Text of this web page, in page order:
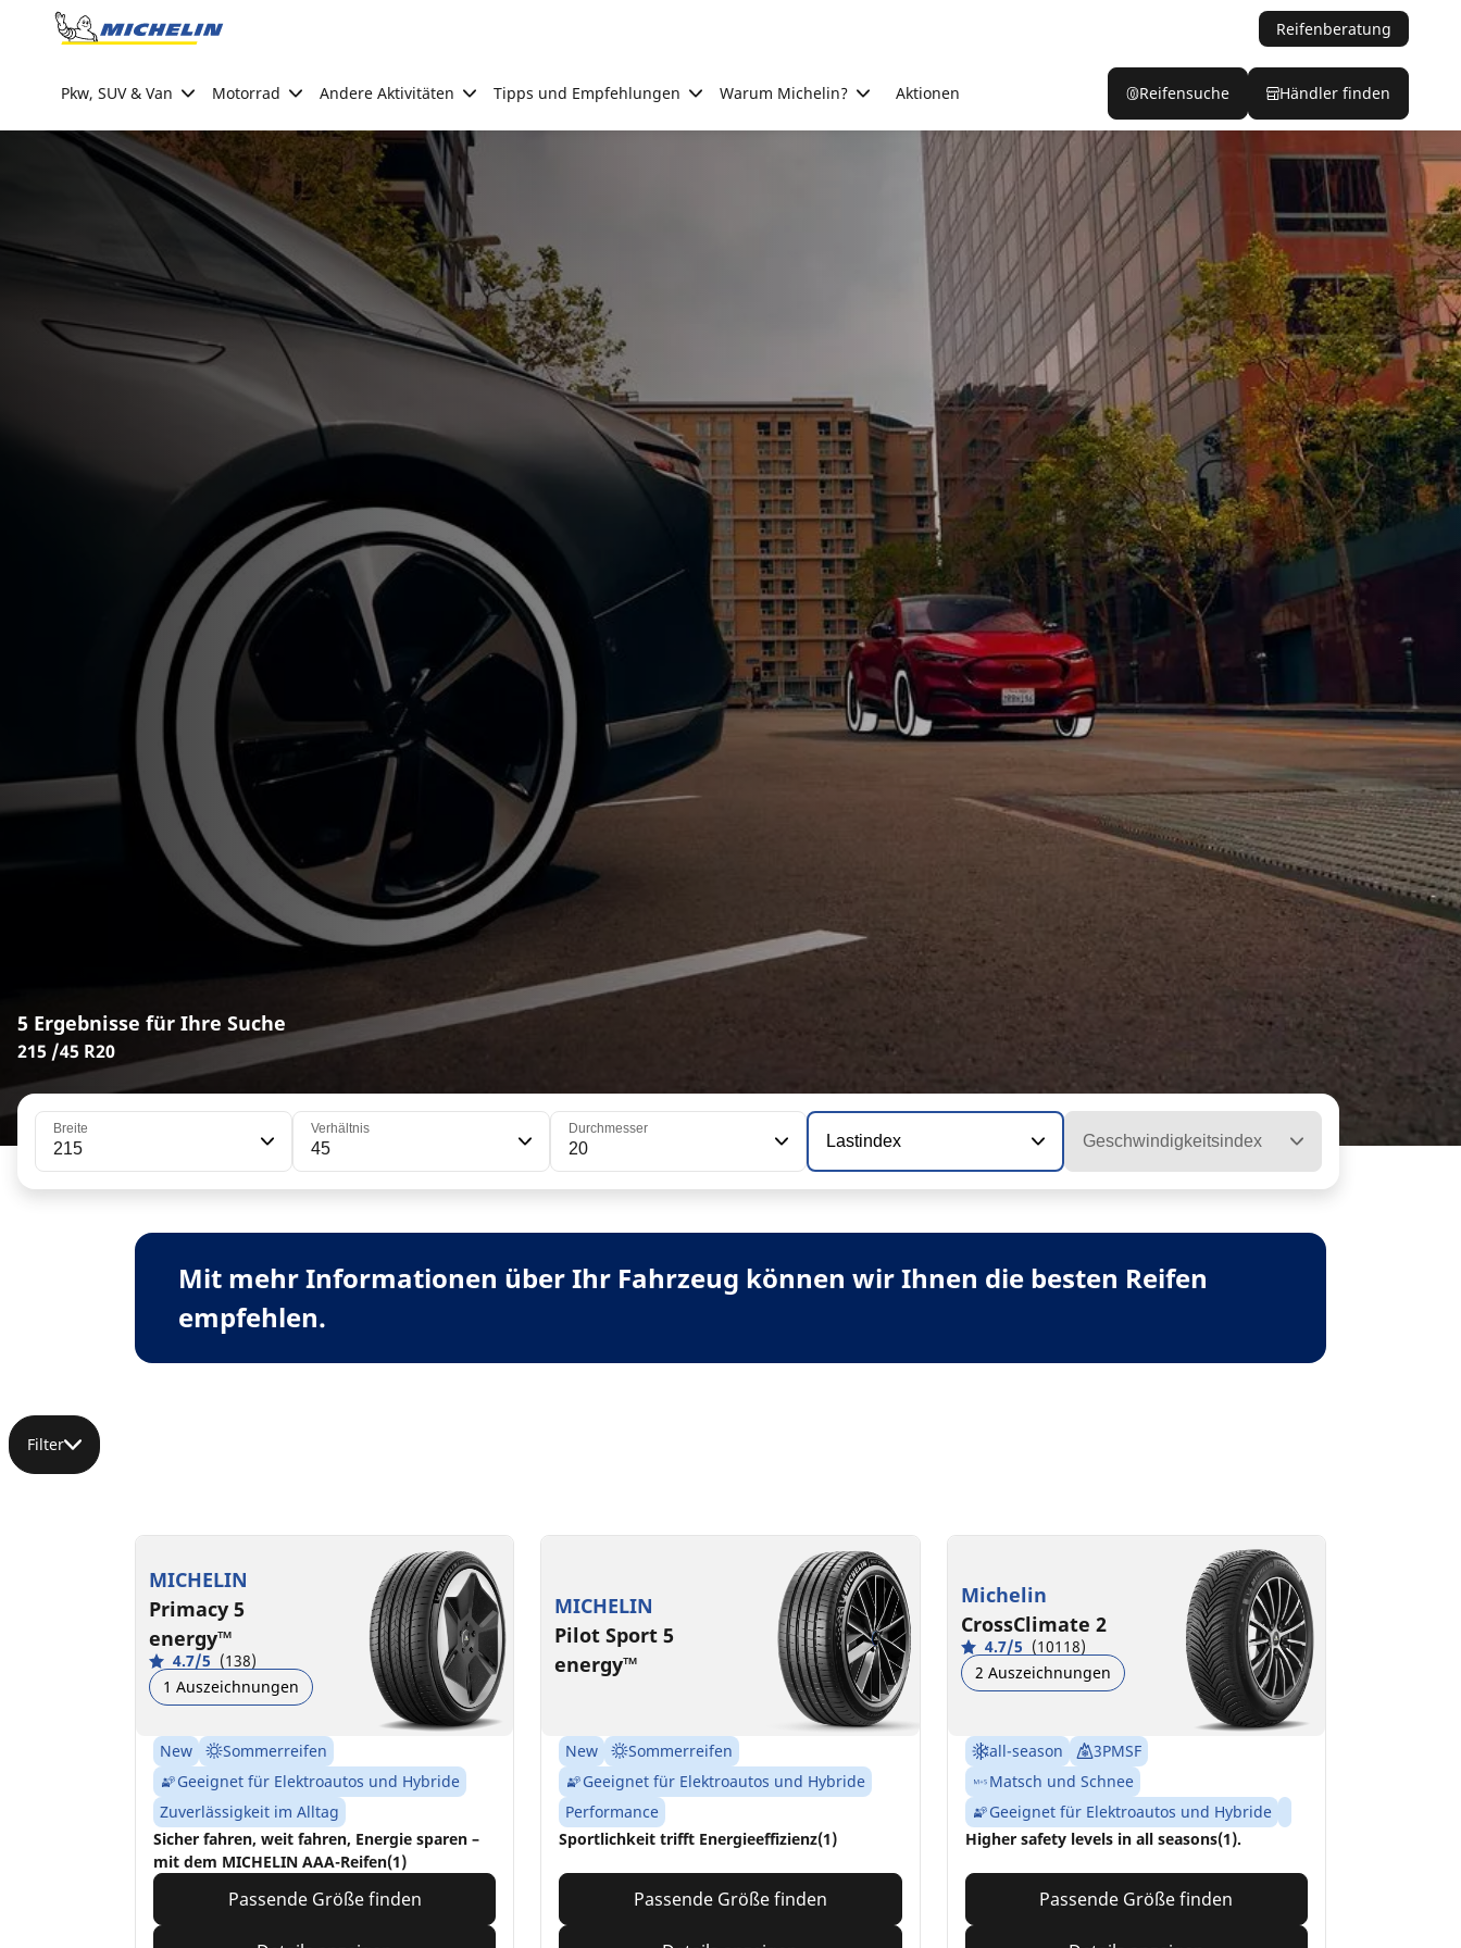
Go to page content
Reifenberatung
Pkw, SUV & Van Motorrad Andere Aktivitäten Tipps und Empfehlungen Warum Michelin? Aktionen Reifensuche Händler finden
5 Ergebnisse für Ihre Suche
215 /45 R20
Breite
215
Verhältnis
45
Durchmesser
20 Lastindex Geschwindigkeitsindex
Mit mehr Informationen über Ihr Fahrzeug können wir Ihnen die besten Reifen
empfehlen.
Filter
MICHELIN
Primacy 5
energy™
4.7/5 (138)
1 Auszeichnungen
New
Sommerreifen
Geeignet für Elektroautos und Hybride
Zuverlässigkeit im Alltag
Sicher fahren, weit fahren, Energie sparen –
mit dem MICHELIN AAA-Reifen(1)
Passende Größe finden
MICHELIN
Pilot Sport 5
energy™
New
Sommerreifen
Geeignet für Elektroautos und Hybride
Performance
Sportlichkeit trifft Energieeffizienz(1)
Passende Größe finden
Michelin
CrossClimate 2
4.7/5 (10118)
2 Auszeichnungen
all-season
3PMSF
Matsch und Schnee
Geeignet für Elektroautos und Hybride
Higher safety levels in all seasons(1).
Passende Größe finden